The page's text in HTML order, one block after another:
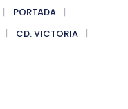
PORTADA
CD. VICTORIA